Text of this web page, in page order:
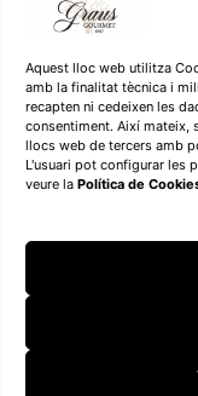
Aquest lloc web utilitza
amb la finalitat tècnica i
recapten ni cedeixen les
consentiment. Així mateix,
llocs web de tercers amb
L'usuari pot configurar les
veure la Política de